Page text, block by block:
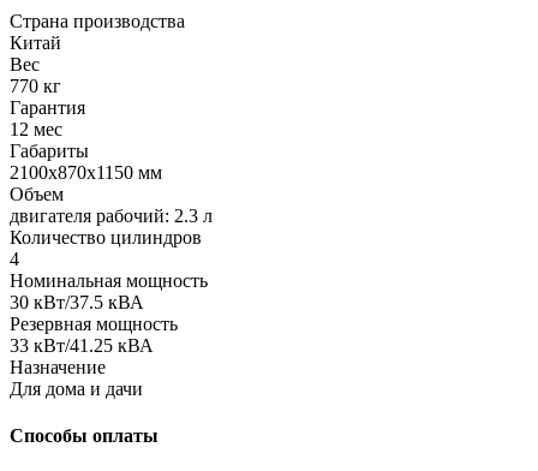
Страна производства
Китай
Вес
770 кг
Гарантия
12 мес
Габариты
2100х870х1150 мм
Объем
двигателя рабочий: 2.3 л
Количество цилиндров
4
Номинальная мощность
30 кВт/37.5 кВА
Резервная мощность
33 кВт/41.25 кВА
Назначение
Для дома и дачи
Способы оплаты